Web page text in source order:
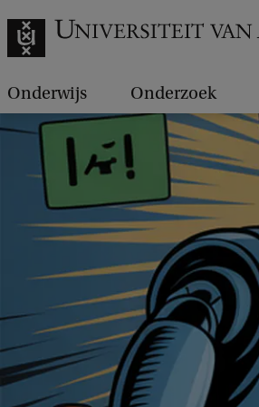
Onderwijs Onderzoek